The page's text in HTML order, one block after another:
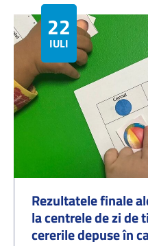
22
IULIE
Rezultatele finale
la centrele de zi de
cererile depuse în